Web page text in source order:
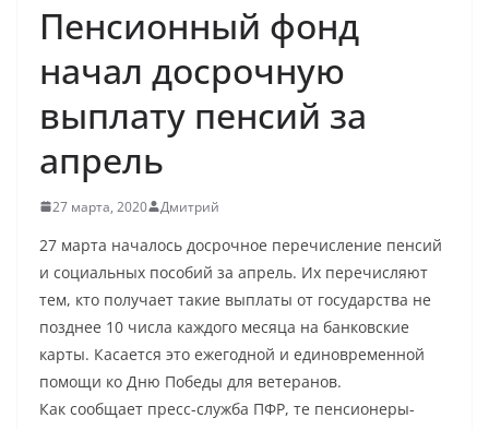
Пенсионный фонд
начал досрочную
выплату пенсий за
апрель
27 марта, 2020 Дмитрий
27 марта началось досрочное перечисление пенсий
и социальных пособий за апрель. Их перечисляют
тем, кто получает такие выплаты от государства не
позднее 10 числа каждого месяца на банковские
карты. Касается это ежегодной и единовременной
помощи ко Дню Победы для ветеранов.
Как сообщает пресс-служба ПФР, те пенсионеры-